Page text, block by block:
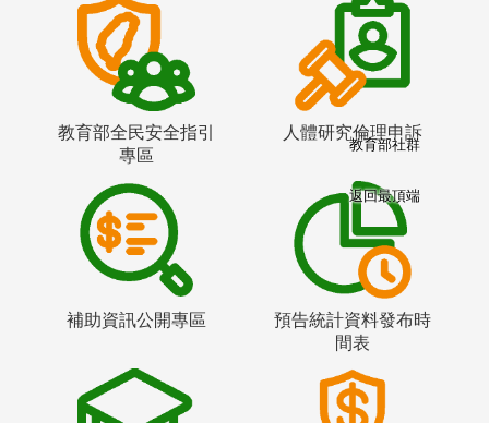
教育部全民安全指引
專區
人體研究倫理申訴
補助資訊公開專區
預告統計資料發布時
間表
教育部社群
返回最頂端